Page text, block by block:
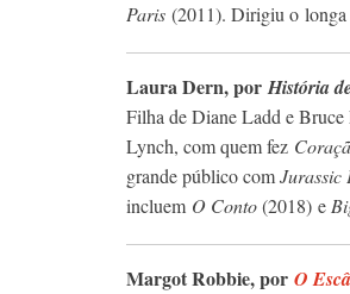
Paris (2011). Dirigiu o longa
Laura Dern, porHistória
Filha de Diane Ladd e Bruce
Lynch, com quem fez
grande público comJurassic
incluem O Conto(2018) e
Margot Robbie, por O